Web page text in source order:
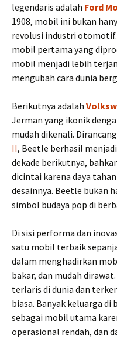
legendaris adalah Ford
1908, mobil ini bukan
revolusi industri otomotif.
mobil pertama yang
mobil menjadi lebih
mengubah cara dunia
Berikutnya adalah
Jerman yang ikonik
mudah dikenali.
II, Beetle berhasil
dekade berikutnya,
dicintai karena daya
desainnya. Beetle bukan
simbol budaya pop di
Di sisi performa dan
satu mobil terbaik
dalam menghadirkan
bakar, dan mudah
terlaris di dunia dan
biasa. Banyak keluarga
sebagai mobil utama
operasional rendah, dan